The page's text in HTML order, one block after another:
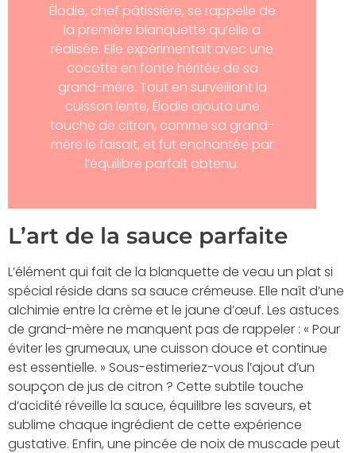
Élodie, chef pâtissière, se rappelle de
la première blanquette qu’elle a
réalisée. Elle expérimentait avec une
cocotte en fonte héritée de sa
grand-mère. Tout en surveillant la
cuisson lente, Élodie ajouta une
touche de citron, comme sa grand-
mère le faisait, et fut enchantée par
l’équilibre parfait obtenu.
L’art de la sauce parfaite
L’élément qui fait de la blanquette de veau un plat si
spécial réside dans sa sauce crémeuse. Elle naît d’une
alchimie entre la crème et le jaune d’œuf. Les astuces
de grand-mère ne manquent pas de rappeler : « Pour
éviter les grumeaux, une cuisson douce et continue
est essentielle. » Sous-estimeriez-vous l’ajout d’un
soupçon de jus de citron ? Cette subtile touche
d’acidité réveille la sauce, équilibre les saveurs, et
sublime chaque ingrédient de cette expérience
gustative. Enfin, une pincée de noix de muscade peut